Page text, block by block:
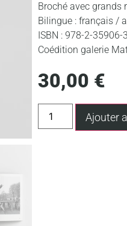
Broché avec grands
Bilingue : français /
ISBN : 978-2-35906-
Coédition galerie
30,00 €
Ajouter